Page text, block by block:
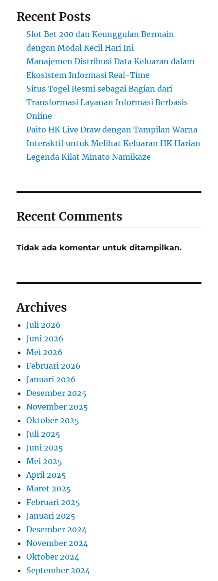
Recent Posts
Slot Bet 200 dan Keunggulan Bermain
dengan Modal Kecil Hari Ini
Manajemen Distribusi Data Keluaran dalam
Ekosistem Informasi Real-Time
Situs Togel Resmi sebagai Bagian dari
Transformasi Layanan Informasi Berbasis
Online
Paito HK Live Draw dengan Tampilan Warna
Interaktif untuk Melihat Keluaran HK Harian
Legenda Kilat Minato Namikaze
Recent Comments
Tidak ada komentar untuk ditampilkan.
Archives
Juli 2026
Juni 2026
Mei 2026
Februari 2026
Januari 2026
Desember 2025
November 2025
Oktober 2025
Juli 2025
Juni 2025
Mei 2025
April 2025
Maret 2025
Februari 2025
Januari 2025
Desember 2024
November 2024
Oktober 2024
September 2024